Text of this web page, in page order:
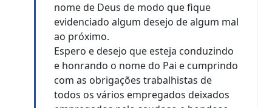
nome de Deus de modo que fique
evidenciado algum desejo de algum mal
ao próximo.
Espero e desejo que esteja conduzindo
e honrando o nome do Pai e cumprindo
com as obrigações trabalhistas de
todos os vários empregados deixados